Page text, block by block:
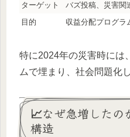
ターゲット
バズ投稿、災害関
目的
収益分配プログラ
特に2024年の災害時には
ムで埋まり、社会問題化
📈なぜ急増したの
構造